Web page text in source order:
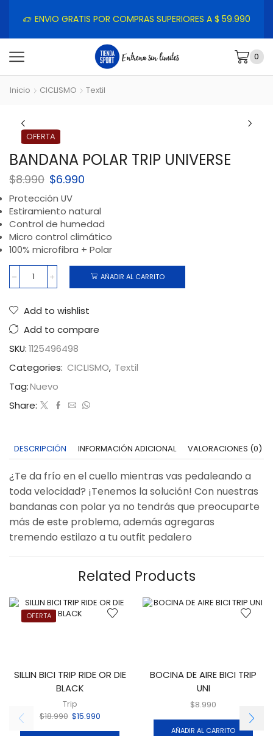
ENVIO GRATIS POR COMPRAS SUPERIORES A $ 59.990
0
Inicio CICLISMO Textil
OFERTA
BANDANA POLAR TRIP UNIVERSE
$8.990 $6.990
Protección UV
Estiramiento natural
Control de humedad
Micro control climático
100% microfibra + Polar
AÑADIR AL CARRITO
Add to wishlist
Add to compare
SKU:1125496498
Categories: CICLISMO, Textil
Tag:Nuevo
Share:
DESCRIPCIÓN INFORMACIÓN ADICIONAL VALORACIONES (0)
¿Te da frío en el cuello mientras vas pedaleando a
toda velocidad? ¡Tenemos la solución! Con nuestras
bandanas con polar ya no tendrás que preocuparte
más de este problema, además agregaras
tremendo estilazo a tu outfit pedalero
Related Products
OFERTA
SILLIN BICI TRIP RIDE OR DIE
BLACK
Trip
$18.990 $15.990
BOCINA DE AIRE BICI TRIP
UNI
$8.990
AÑADIR AL CARRITO